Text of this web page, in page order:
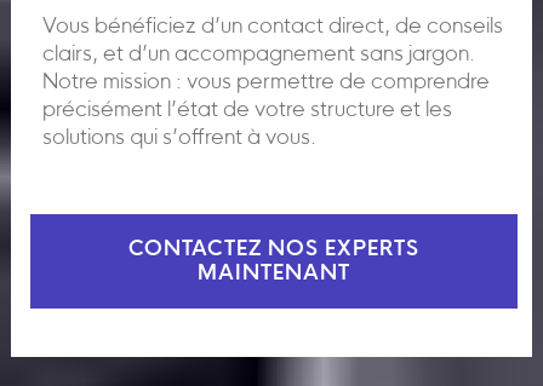
Vous bénéficiez d’un contact direct, de conseils
clairs, et d’un accompagnement sans jargon.
Notre mission : vous permettre de comprendre
précisément l’état de votre structure et les
solutions qui s’offrent à vous.
CONTACTEZ NOS EXPERTS
MAINTENANT